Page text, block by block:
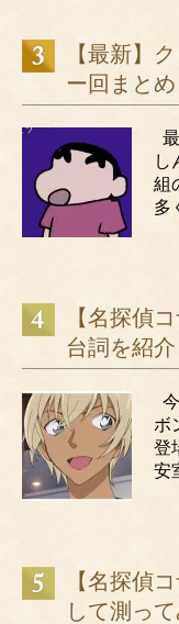
【最新】
ー回まとめ
し
組
多
【名探偵
台詞を紹
ボ
登
安
【名探偵
して測っ